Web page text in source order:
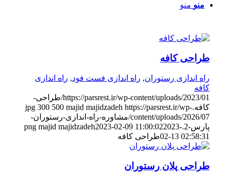
منو
منو
طراحی کافه
راه اندازی رستوران,راه اندازی فست فود, راه اندازی
https://parsrest.ir/wp-content/uploads/2023/01/طراحی-
300 500 majid majidzadeh https://parsrest.ir/wp-
content/uploads/2026/07/مشاوره-راه-اندازی-رستوران-
پارس-2.png
majid majidzadeh2023-02-09 11:00:022023-
02-13 02:58:31طراحی کافه
طراحی پلان رستوران